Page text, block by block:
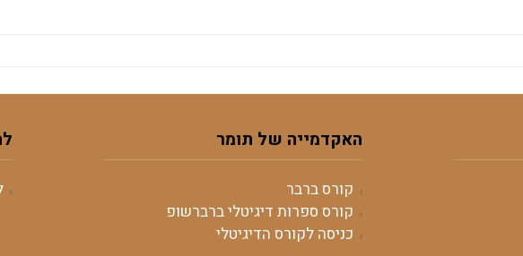
האקדמייה של תומר
קורס ברבר
קורס ספרות דיגיטלי ברברשופ
כניסה לקורס הדיגיטלי